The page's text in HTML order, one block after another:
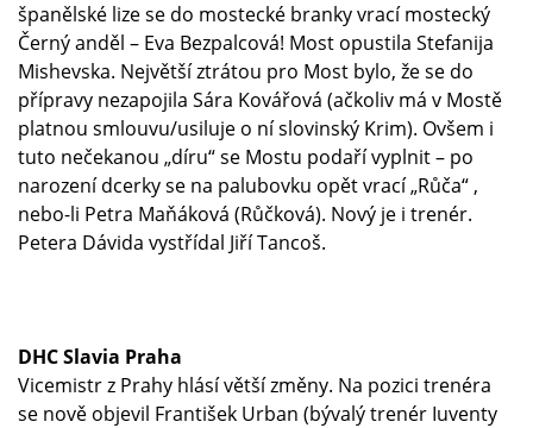
španělské lize se do mostecké branky vrací mostecký
Černý anděl – Eva Bezpalcová! Most opustila Stefanija
Mishevska. Největší ztrátou pro Most bylo, že se do
přípravy nezapojila Sára Kovářová (ačkoliv má v Mostě
platnou smlouvu/usiluje o ní slovinský Krim). Ovšem i
tuto nečekanou „díru“ se Mostu podaří vyplnit – po
narození dcerky se na palubovku opět vrací „Růča“ ,
nebo-li Petra Maňáková (Růčková). Nový je i trenér.
Petera Dávida vystřídal Jiří Tancoš.
DHC Slavia Praha
Vicemistr z Prahy hlásí větší změny. Na pozici trenéra
se nově objevil František Urban (bývalý trenér Iuventy